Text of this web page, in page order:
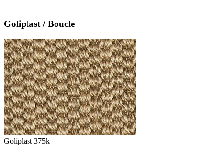
Goliplast / Boucle
Goliplast 375k